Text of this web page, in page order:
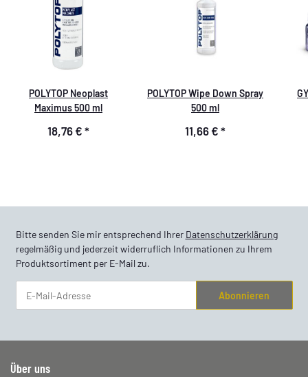
POLYTOP Neoplast
Maximus 500 ml
18,76 € *
POLYTOP Wipe Down Spray
500 ml
11,66 € *
Bitte senden Sie mir entsprechend Ihrer Datenschutzerklärung
regelmäßig und jederzeit widerruflich Informationen zu Ihrem
Produktsortiment per E-Mail zu.
Abonnieren
Über uns